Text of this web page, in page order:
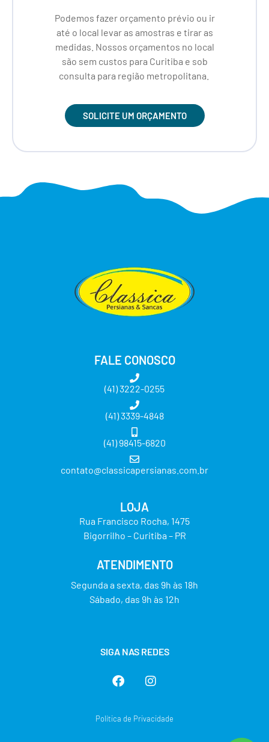
Podemos fazer orçamento prévio ou ir
até o local levar as amostras e tirar as
medidas. Nossos orçamentos no local
são sem custos para Curitiba e sob
consulta para região metropolitana.
SOLICITE UM ORÇAMENTO
FALE CONOSCO
(41) 3222-0255
(41) 3339-4848
(41) 98415-6820
contato@classicapersianas.com.br
LOJA
Rua Francisco Rocha, 1475
Bigorrilho – Curitiba – PR
ATENDIMENTO
Segunda a sexta, das 9h às 18h
Sábado, das 9h às 12h
SIGA NAS REDES
Política de Privacidade